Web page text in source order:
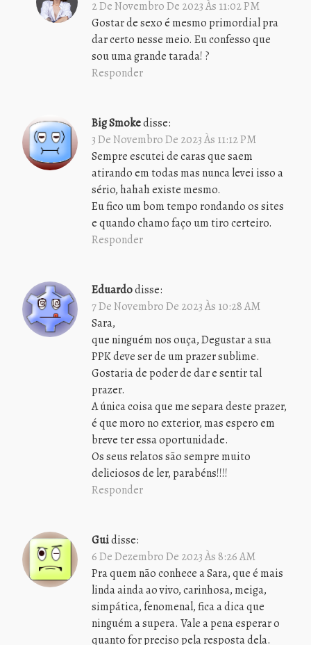
2 De Novembro De 2023 Às 11:02 PM
Gostar de sexo é mesmo primordial pra
dar certo nesse meio. Eu confesso que
sou uma grande tarada! ?
Responder
Big Smokedisse:
3 De Novembro De 2023 Às 11:12 PM
Sempre escutei de caras que saem
atirando em todas mas nunca levei isso a
sério, hahah existe mesmo.
Eu fico um bom tempo rondando os sites
e quando chamo faço um tiro certeiro.
Responder
Eduardodisse:
7 De Novembro De 2023 Às 10:28 AM
Sara,
que ninguém nos ouça, Degustar a sua
PPK deve ser de um prazer sublime.
Gostaria de poder de dar e sentir tal
prazer.
A única coisa que me separa deste prazer,
é que moro no exterior, mas espero em
breve ter essa oportunidade.
Os seus relatos são sempre muito
deliciosos de ler, parabéns!!!!
Responder
Guidisse:
6 De Dezembro De 2023 Às 8:26 AM
Pra quem não conhece a Sara, que é mais
linda ainda ao vivo, carinhosa, meiga,
simpática, fenomenal, fica a dica que
ninguém a supera. Vale a pena esperar o
quanto for preciso pela resposta dela.